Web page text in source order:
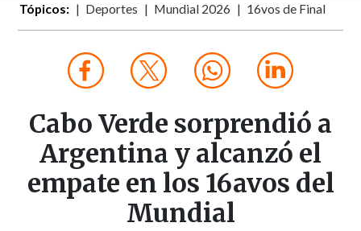
Tópicos: Deportes Mundial 2026 16vos de Final
Cabo Verde sorprendió a
Argentina y alcanzó el
empate en los 16avos del
Mundial